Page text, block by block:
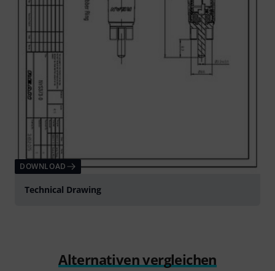
DOWNLOAD
Technical Drawing
Alternativen vergleichen